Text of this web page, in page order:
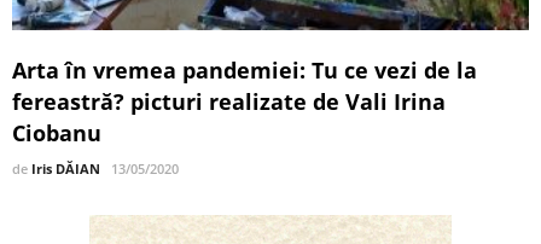
Arta în vremea pandemiei: Tu ce vezi de la
fereastră? picturi realizate de Vali Irina
Ciobanu
de Iris DĂIAN 13/05/2020